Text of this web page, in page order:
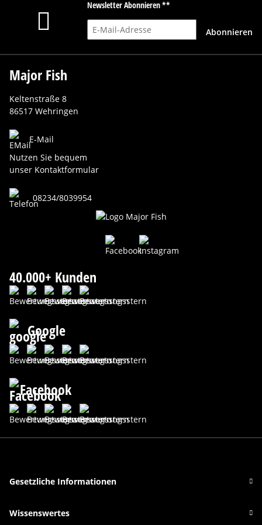
Newsletter Abonnieren **
E-Mail-Adresse
Abonnieren
Major Fish
Keltenstraße 8
86517 Wehringen
E-Mail
Nutzen Sie bequem
unser Kontaktformular
08234/8039954
40.000+ Kunden
Google
Facebook
Gesetzliche Informationen
Wissenswertes